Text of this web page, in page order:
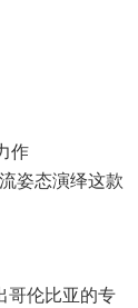
作
姿态演绎这款
哥伦比亚的专